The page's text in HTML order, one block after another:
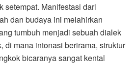
setempat. Manifestasi dari
dan budaya ini melahirkan
tumbuh menjadi sebuah dialek
di mana intonasi berirama, struktur
bicaranya sangat kental